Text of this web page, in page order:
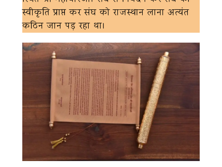
स्वीकृति प्राप्त कर संघ को राजस्थान लाना अत्यंत
कठिन जान पड़ रहा था।